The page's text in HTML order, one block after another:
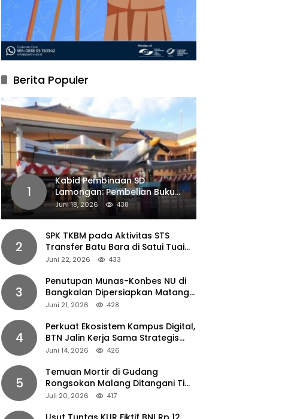
Berita Populer
1
Kabid Pembinaan SD
Lamongan: Pembelian Buku
Pendamping Tidak Boleh
Dipaksakan
Juni 18, 2026 438
2
SPK TKBM pada Aktivitas STS
Transfer Batu Bara di Satui Tuai
Sorotan
Juni 22, 2026 433
3
Penutupan Munas-Konbes NU di
Bangkalan Dipersiapkan Matang,
Gus Ipul Turun Tangan
Juni 21, 2026 428
4
Perkuat Ekosistem Kampus Digital,
BTN Jalin Kerja Sama Strategis
dengan UNAIR
Juni 14, 2026 426
5
Temuan Mortir di Gudang
Rongsokan Malang Ditangani Tim
Gegana Polda Jatim
Juli 20, 2026 417